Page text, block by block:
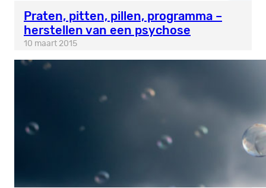
Praten, pitten, pillen, programma –
herstellen van een psychose
10 maart 2015